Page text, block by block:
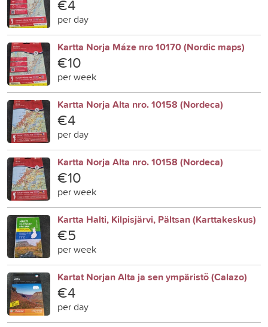
€4
per day
Kartta Norja Máze nro 10170 (Nordic maps)
€10
per week
Kartta Norja Alta nro. 10158 (Nordeca)
€4
per day
Kartta Norja Alta nro. 10158 (Nordeca)
€10
per week
Kartta Halti, Kilpisjärvi, Pältsan (Karttakeskus)
€5
per week
Kartat Norjan Alta ja sen ympäristö (Calazo)
€4
per day